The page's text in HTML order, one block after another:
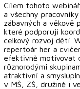
Cílem tohoto
a všechny
zábavných a věkově
které podporují
celkový rozvoj dětí.
repertoár her a
efektivně motivovat
různorodými
atraktivní a
v MŠ, ZŠ, družině i